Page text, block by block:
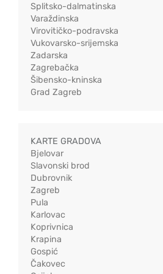
Splitsko-dalmatinska
Varaždinska
Virovitičko-podravska
Vukovarsko-srijemska
Zadarska
Zagrebačka
Šibensko-kninska
Grad Zagreb
KARTE GRADOVA
Bjelovar
Slavonski brod
Dubrovnik
Zagreb
Pula
Karlovac
Koprivnica
Krapina
Gospić
Čakovec